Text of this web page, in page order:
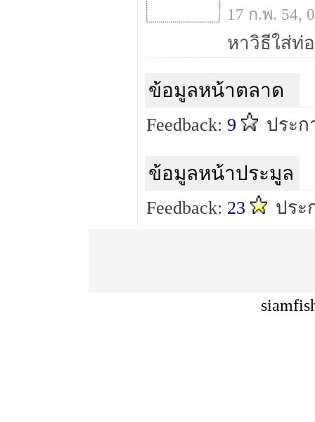
17 ก.พ. 54,
ข้อมูลหน้าตลาด
Feedback: 9 ประ
ข้อมูลหน้าประมูล
Feedback: 23 ปร